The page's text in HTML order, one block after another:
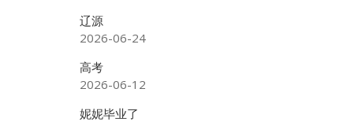
辽源
2026-06-24
高考
2026-06-12
妮妮毕业了